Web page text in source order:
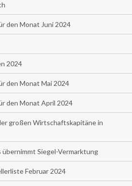
den Monat Juni 2024
2024
den Monat Mai 2024
den Monat April 2024
großen Wirtschaftskapitäne in
Siegel-Vermarktung
Februar 2024